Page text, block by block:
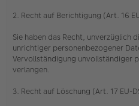
2. Recht auf Berichtigung (Art. 16
Sie haben das Recht, unverzüglich
unrichtiger personenbezogener
Vervollständigung unvollständiger
verlangen.
3. Recht auf Löschung (Art. 17 EU-